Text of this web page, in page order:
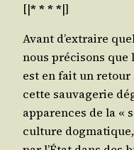
[|* * * *|]
Avant d’ex­traire
nous pré­ci­sons que
est en fait un
cette sau­va­ge­rie
appa­rences de la «
culture